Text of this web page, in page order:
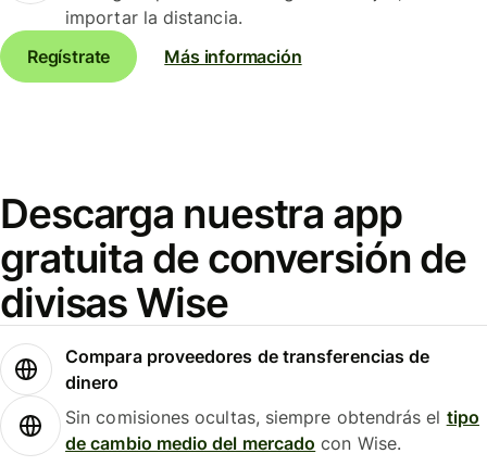
importar la distancia.
Regístrate
Más información
Descarga nuestra app
gratuita de conversión de
divisas Wise
Compara proveedores de transferencias de
dinero
Sin comisiones ocultas, siempre obtendrás el tipo
de cambio medio del mercado con Wise.